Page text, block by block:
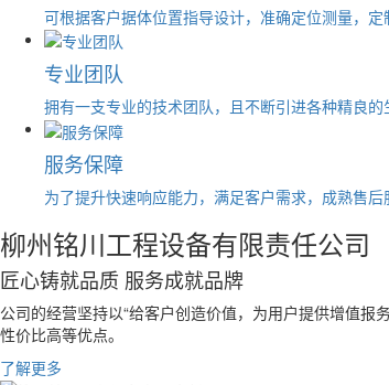
可根据客户据体位置指导设计，准确定位测量，定
专业团队
拥有一支专业的技术团队，且不断引进各种精良的
服务保障
为了提升快速响应能力，满足客户需求，成熟售
柳州铭川工程设备有限责任公司
匠心铸就品质 服务成就品牌
公司的经营坚持以“给客户创造价值，为用户提供增值
性价比高等优点。
了解更多